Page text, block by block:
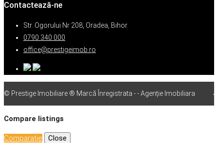
Contactează-ne
Str. Ogorului Nr 208, Oradea, Bihor
0790 340 000
office@prestigeimob.ro
© Prestige Imobiliare ® Marcă Înregistrata - - Agenție Imobiliara
Compare listings
Comparaţie Close